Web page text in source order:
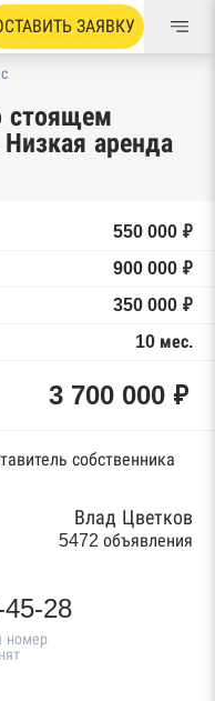
ЗАЯВКУ
стоящем
аренда
550 000 ₽
900 000 ₽
350 000 ₽
10 мес.
3 700 000 ₽
собственника
Влад Цветков
5472 объявления
28
номер